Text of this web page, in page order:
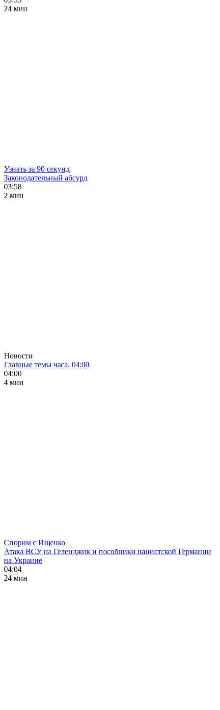
24 мин
Узнать за 90 секунд
Законодательный абсурд
03:58
2 мин
Новости
Главные темы часа. 04:00
04:00
4 мин
Спорим с Ищенко
Атака ВСУ на Геленджик и пособники нацистской Германии
на Украине
04:04
24 мин